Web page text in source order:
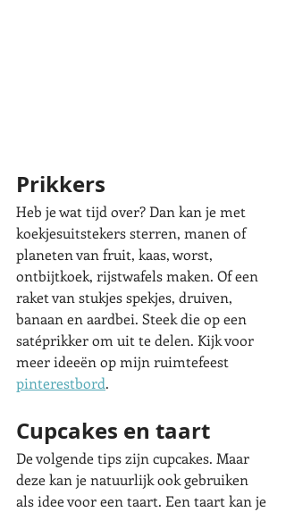
Prikkers
Heb je wat tijd over? Dan kan je met
koekjesuitstekers sterren, manen of
planeten van fruit, kaas, worst,
ontbijtkoek, rijstwafels maken. Of een
raket van stukjes spekjes, druiven,
banaan en aardbei. Steek die op een
satéprikker om uit te delen. Kijk voor
meer ideeën op mijn ruimtefeest
pinterestbord.
Cupcakes en taart
De volgende tips zijn cupcakes. Maar
deze kan je natuurlijk ook gebruiken
als idee voor een taart. Een taart kan je